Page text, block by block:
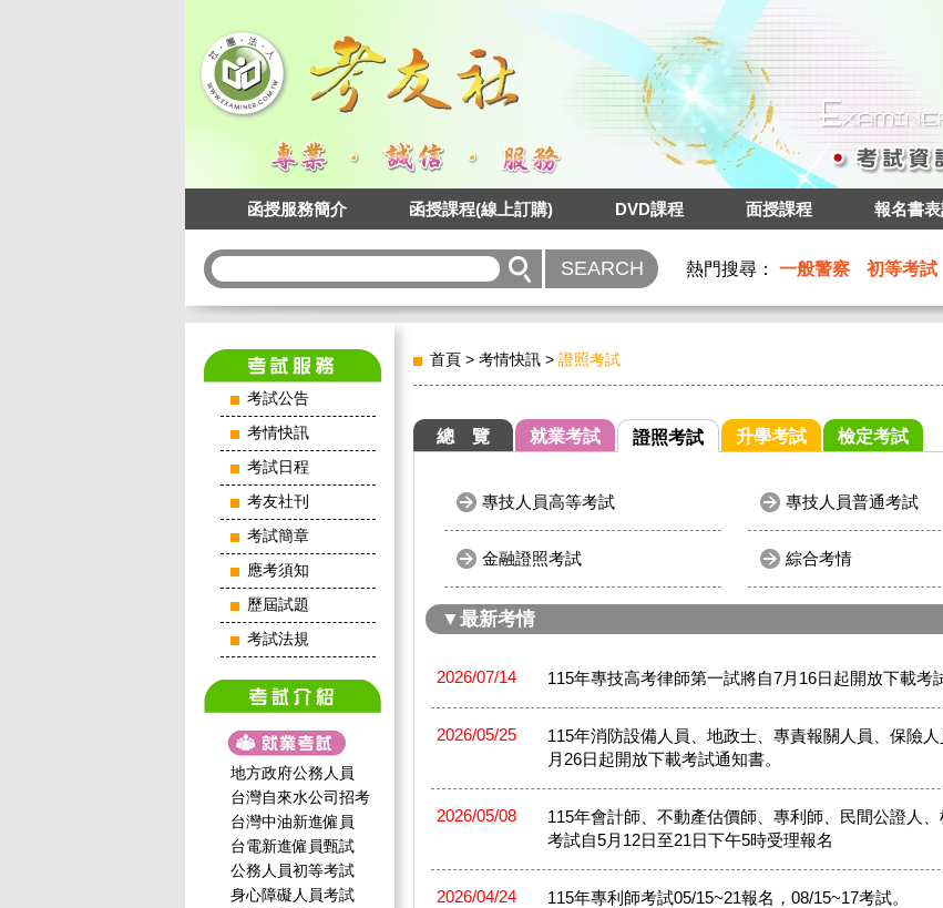
函授服務簡介 函授課程(線上訂購) DVD課程 面授課程 報名書
熱門搜尋： 一般警察 初等考試
考試公告
考情快訊
考試日程
考友社刊
考試簡章
應考須知
歷屆試題
考試法規
地方政府公務人員
台灣自來水公司招考
台灣中油新進僱員
台電新進僱員甄試
公務人員初等考試
身心障礙人員考試
首頁 > 考情快訊 > 證照考試
總 覽 就業考試 證照考試 升學考試 檢定考試
專技人員高等考試 專技人員普通考試
金融證照考試 綜合考情
▼最新考情
2026/07/14 115年專技高考律師第一試將自7月16日起開放下載考
2026/05/25
115年消防設備人員、地政士、專責報關人員、保險
月26日起開放下載考試通知書。
2026/05/08
115年會計師、不動產估價師、專利師、民間公證人
考試自5月12日至21日下午5時受理報名
2026/04/24 115年專利師考試05/15~21報名，08/15~17考試。